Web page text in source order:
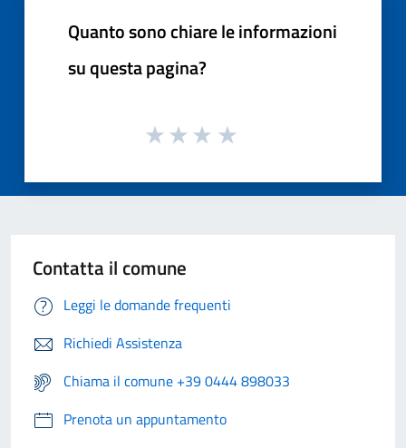
Quanto sono chiare le informazioni
su questa pagina?
Contatta il comune
Leggi le domande frequenti
Richiedi Assistenza
Chiama il comune +39 0444 898033
Prenota un appuntamento